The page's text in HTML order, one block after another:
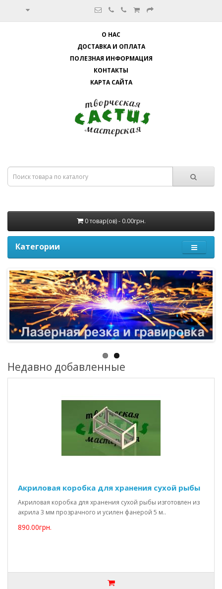
О НАС
ДОСТАВКА И ОПЛАТА
ПОЛЕЗНАЯ ИНФОРМАЦИЯ
КОНТАКТЫ
КАРТА САЙТА
0 товар(ов) - 0.00грн.
Категории
Недавно добавленные
Акриловая коробка для хранения сухой рыбы
Акриловая коробка для хранения сухой рыбы изготовлен из
акрила 3 мм прозрачного и усилен фанерой 5 м..
890.00грн.